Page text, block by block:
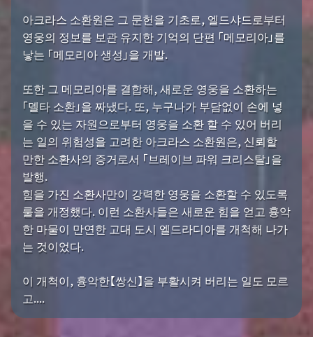
아크라스 소환원은 그 문헌을 기초로, 엘드샤드로부터
영웅의 정보를 보관 유지한 기억의 단편 「메모리아」를
낳는 「메모리아 생성」을 개발.
또한 그 메모리아를 결합해, 새로운 영웅을 소환하는
「델타 소환」을 짜냈다. 또, 누구나가 부담없이 손에 넣
을 수 있는 자원으로부터 영웅을 소환 할 수 있어 버리
는 일의 위험성을 고려한 아크라스 소환원은, 신뢰할
만한 소환사의 증거로서 「브레이브 파워 크리스탈」을
발행.
힘을 가진 소환사만이 강력한 영웅을 소환할 수 있도록
룰을 개정했다. 이런 소환사들은 새로운 힘을 얻고 흉악
한 마물이 만연한 고대 도시 엘드라디아를 개척해 나가
는 것이었다.
이 개척이, 흉악한【쌍신】을 부활시켜 버리는 일도 모르
고....